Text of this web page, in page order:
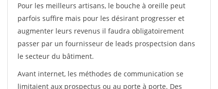
Pour les meilleurs artisans, le bouche à oreille peut
parfois suffire mais pour les désirant progresser et
augmenter leurs revenus il faudra obligatoirement
passer par un fournisseur de leads prospectsion dans
le secteur du bâtiment.
Avant internet, les méthodes de communication se
limitaient aux prospectus ou au porte à porte. Des